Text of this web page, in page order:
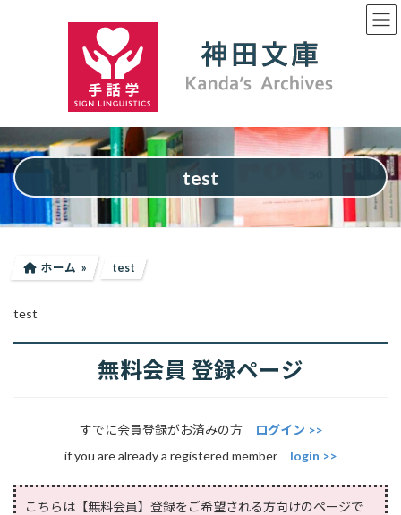
ッ
プ
移
動
test
ホーム test
test
無料会員 登録ページ
すでに会員登録がお済みの方
ログイン >>
if you are already a registered member login >>
こちらは【無料会員】登録をご希望される方向けのページで